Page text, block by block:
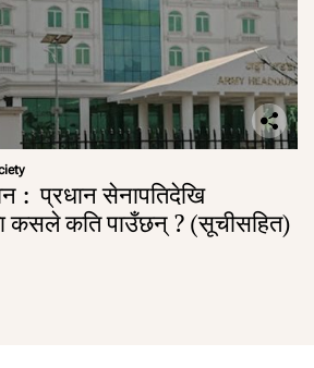
: प्रधान सेनापतिदेखि
कसले कति पाउँछन् ? (सूचीसहित)